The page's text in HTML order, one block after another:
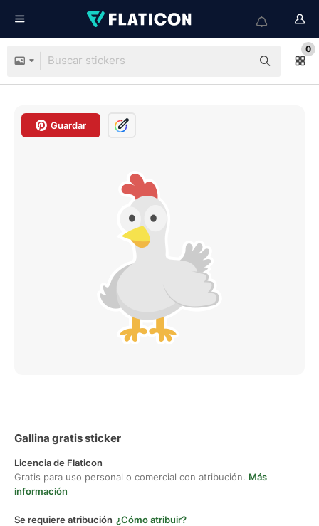
0
Guardar
Gallina gratis sticker
Licencia de Flaticon
Gratis para uso personal o comercial con atribución. Más
información
Se requiere atribución ¿Cómo atribuir?